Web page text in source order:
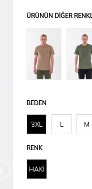
ÜRÜNÜN DIĞER
BEDEN
3XL L M
RENK
HAKİ